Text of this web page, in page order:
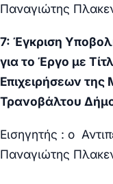
Παναγιώτης
7: Έγκριση
για το Έργο με
Επιχειρήσεων
Τρανοβάλτου
Εισηγητής : ο
Παναγιώτης